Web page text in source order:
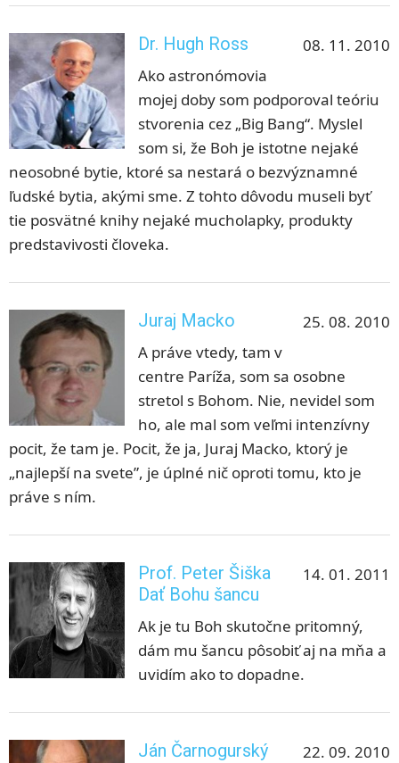
08. 11. 2010
Dr. Hugh Ross
Ako astronómovia
mojej doby som podporoval teóriu
stvorenia cez „Big Bang“. Myslel
som si, že Boh je istotne nejaké
neosobné bytie, ktoré sa nestará o bezvýznamné
ľudské bytia, akými sme. Z tohto dôvodu museli byť
tie posvätné knihy nejaké mucholapky, produkty
predstavivosti človeka.
25. 08. 2010
Juraj Macko
A práve vtedy, tam v
centre Paríža, som sa osobne
stretol s Bohom. Nie, nevidel som
ho, ale mal som veľmi intenzívny
pocit, že tam je. Pocit, že ja, Juraj Macko, ktorý je
„najlepší na svete”, je úplné nič oproti tomu, kto je
práve s ním.
14. 01. 2011
Prof. Peter Šiška
Dať Bohu šancu
Ak je tu Boh skutočne pritomný,
dám mu šancu pôsobiť aj na mňa a
uvidím ako to dopadne.
22. 09. 2010
Ján Čarnogurský